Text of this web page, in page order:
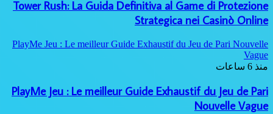
Tower Rush: La Guida
PlayMe Jeu : Le meilleur Guide
PlayMe Jeu : Le meilleur